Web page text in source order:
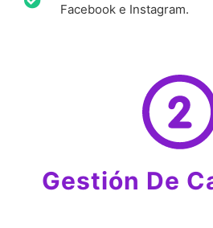
Facebook e Instagram.
Gestión De